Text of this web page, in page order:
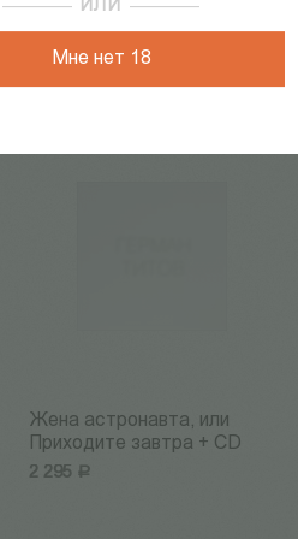
ИЛИ
Мне нет 18
Жена астронавта, или
Приходите завтра + CD
2 295 Р